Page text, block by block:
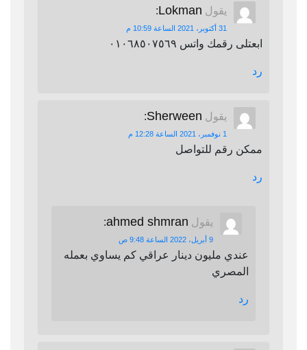
يقول Lokman
:
31 أكتوبر، 2021 الساعة 10:59 م
ابعتلى رقمك واتس ٠١٠٦٨٥٠٧٥٦٩
رد
يقول Sherween
:
1 نوفمبر، 2021 الساعة 12:28 م
ممكن رقم للتواصل
رد
يقول ahmed shmran
:
9 أبريل، 2022 الساعة 9:48 ص
عندي مليون دينار عراقي كم يساوي بعمله
المصري
رد